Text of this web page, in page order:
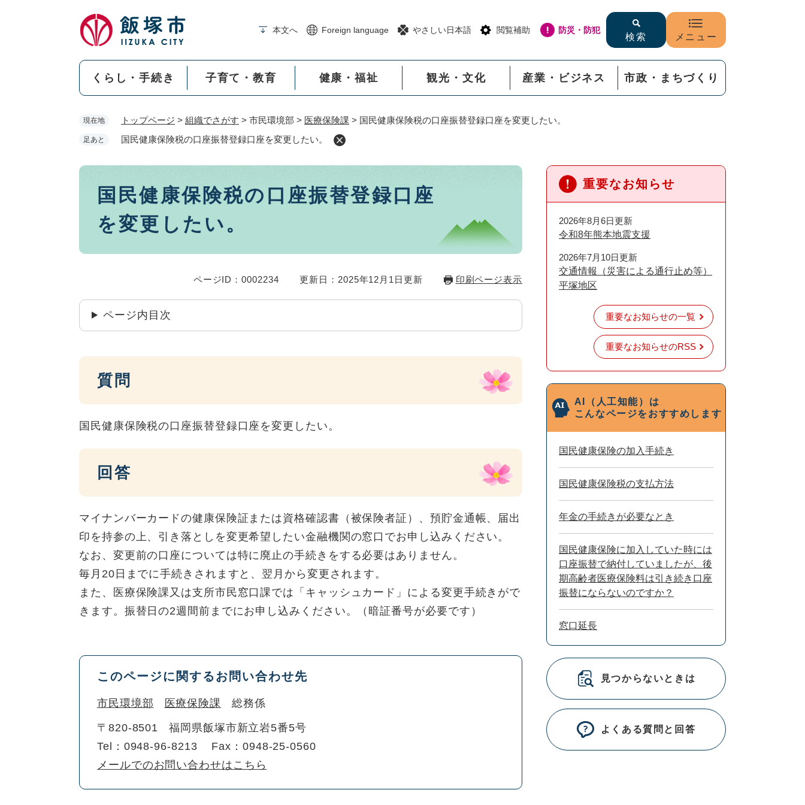
本文へ Foreign language やさしい日本語 閲覧補助 防災・防犯
検索 メニュー
くらし・手続き 子育て・教育 健康・福祉 観光・文化 産業・ビジネス 市政・まちづくり
現在地 トップページ > 組織でさがす > 市民環境部 > 医療保険課 > 国民健康保険税の口座振替登録口座を変更したい。
足あと 国民健康保険税の口座振替登録口座を変更したい。
本
国民健康保険税の口座振替登録口座
を変更したい。
ページID：0002234 更新日：2025年12月1日更新 印刷ページ表示
ページ内目次
質問
国民健康保険税の口座振替登録口座を変更したい。
回答
マイナンバーカードの健康保険証または資格確認書（被保険者証）、預貯金通帳、届出
印を持参の上、引き落としを変更希望したい金融機関の窓口でお申し込みください。
なお、変更前の口座については特に廃止の手続きをする必要はありません。
毎月20日までに手続きされますと、翌月から変更されます。
また、医療保険課又は支所市民窓口課では「キャッシュカード」による変更手続きがで
きます。振替日の2週間前までにお申し込みください。（暗証番号が必要です）
このページに関するお問い合わせ先
市民環境部 医療保険課 総務係
〒820-8501
福岡県飯塚市新立岩5番5号
Tel：0948-96-8213
Fax：0948-25-0560
メールでのお問い合わせはこちら
重要なお知らせ
2026年8月6日更新
令和8年熊本地震支援
2026年7月10日更新
交通情報（災害による通行止め等）
平塚地区
重要なお知らせの一覧
重要なお知らせのRSS
AI（人工知能）は
こんなページをおすすめします
国民健康保険の加入手続き
国民健康保険税の支払方法
年金の手続きが必要なとき
国民健康保険に加入していた時には
口座振替で納付していましたが、後
期高齢者医療保険料は引き続き口座
振替にならないのですか？
窓口延長
見つからないときは
よくある質問と回答